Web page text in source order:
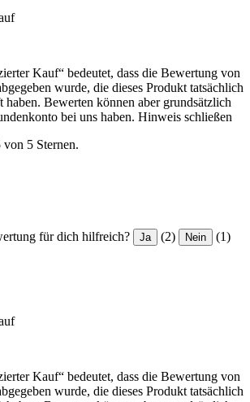
Kauf“ bedeutet, dass die Bewertung von
wurde, die dieses Produkt tatsächlich
haben. Bewerten können aber grundsätzlich
bei uns haben. Hinweis schließen
5 Sternen.
für dich hilfreich? Ja (2) Nein (1)
Kauf“ bedeutet, dass die Bewertung von
wurde, die dieses Produkt tatsächlich